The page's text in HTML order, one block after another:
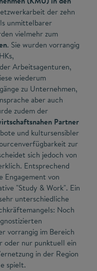
der zehn
unmittelbarer
vielmehr zum
. Sie wurden vorrangig
Arbeitsagenturen,
wiederum
zu Unternehmen,
aber auch
zudem der
Partner
und kultursensibler
zur
sich jedoch von
Entsprechend
Engagement von
"Study & Work". Ein
unterschiedliche
Noch
vorrangig im Bereich
oder nur punktuell ein
in der Region
spielt.